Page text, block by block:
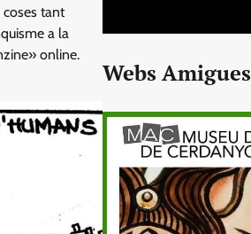
coses tant
a la
online.
Webs Amigues